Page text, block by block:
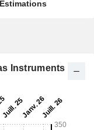
Instruments